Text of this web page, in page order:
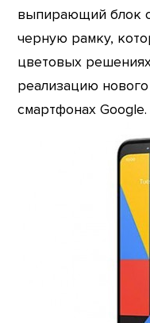
выпирающий блок
черную рамку,
цветовых
реализацию
смартфонах Google.